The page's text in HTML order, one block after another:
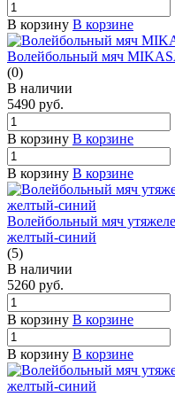
В корзину В корзине
Волейбольный мяч
(0)
В наличии
5490 руб.
В корзину В корзине
В корзину В корзине
Волейбольный мяч
желтый-синий
(5)
В наличии
5260 руб.
В корзину В корзине
В корзину В корзине